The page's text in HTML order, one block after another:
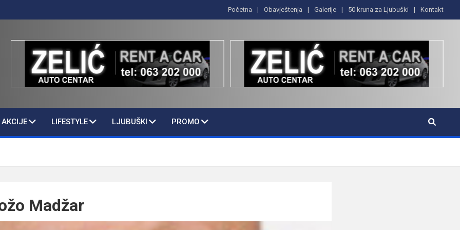
Početna Obavještenja Galerije 50 kruna za Ljubuški Kontakt
LIFESTYLE LJUBUŠKI PROMO
Madžar